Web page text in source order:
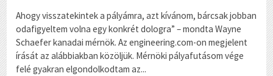
Ahogy visszatekintek a pályámra, azt kívánom, bárcsak jobban
odafigyeltem volna egy konkrét dologra” – mondta Wayne
Schaefer kanadai mérnök. Az engineering.com-on megjelent
írását az alábbiakban közöljük. Mérnöki pályafutásom vége
felé gyakran elgondolkodtam az...